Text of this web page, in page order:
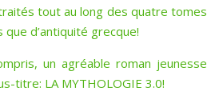
tout au long des quatre tomes
que d’antiquité grecque!
un agréable roman jeunesse
titre: LA MYTHOLOGIE 3.0!